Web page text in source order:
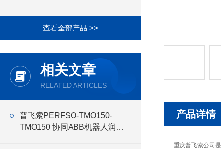
查看全部产品 >>
相关文章
RELATED ARTICLES
普飞索PERFSO-TMO150-
TMO150 协同ABB机器人润滑
产品详情
重庆普飞索公司